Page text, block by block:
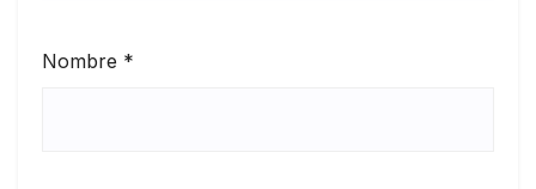
Nombre *